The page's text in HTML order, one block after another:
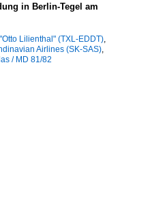
in Berlin-Tegel am
Lilienthal" (TXL-EDDT)
Airlines (SK-SAS)
/ MD 81/82